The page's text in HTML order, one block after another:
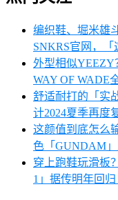
编织鞋、堀米雄
SNKRS官网，「
外型相似YEEZY
WAY OF WADE
舒适耐打的「实
计2024夏季再度
这颜值到底怎么
色「GUNDAM」
穿上跑鞋玩滑板
1」据传明年回归